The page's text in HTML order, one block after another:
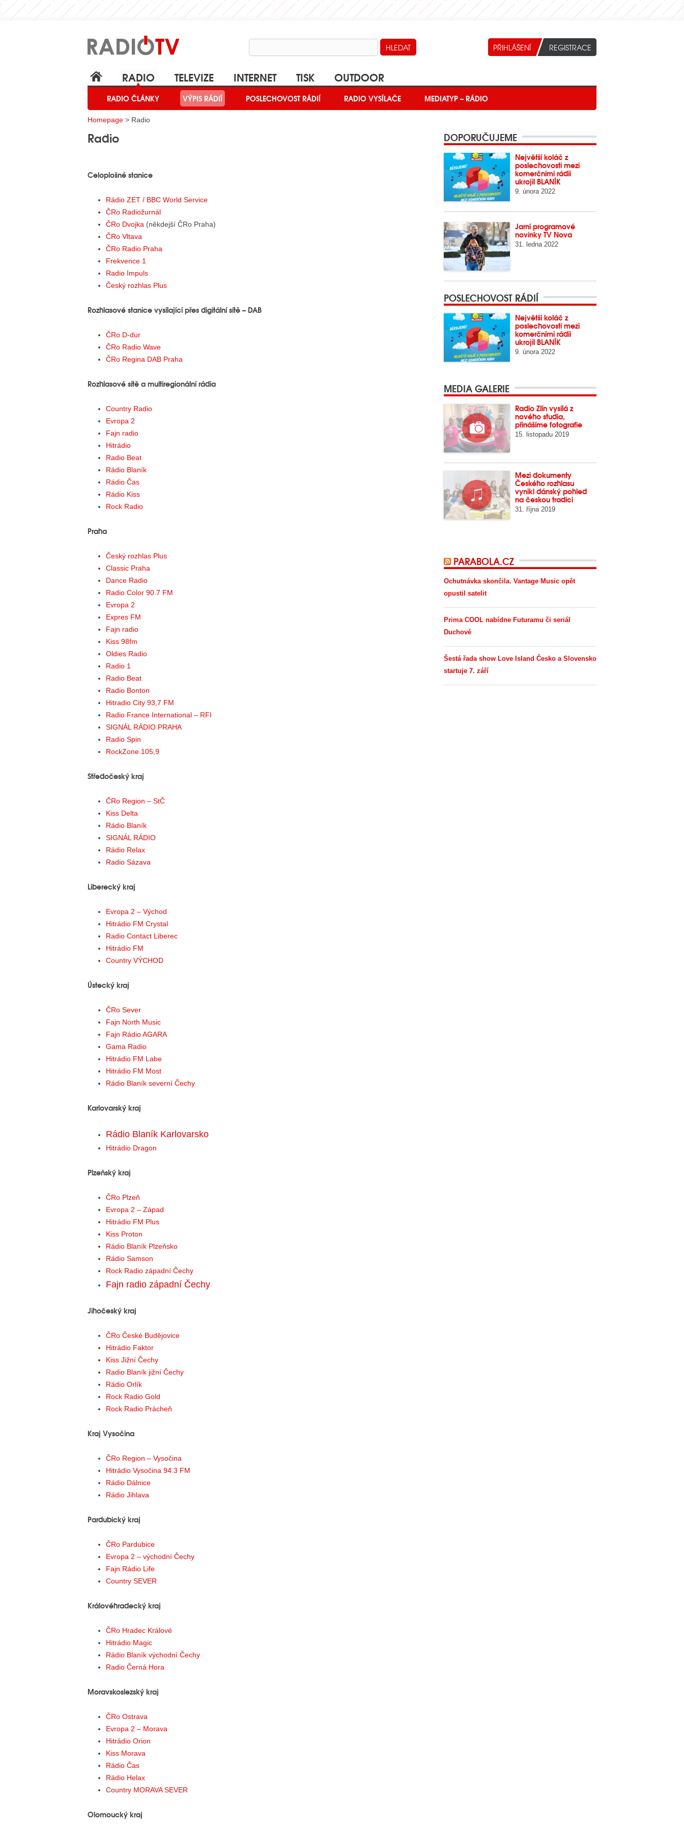
RADIO
RADIO ČLÁNKY VÝPIS RÁDIÍ POSLECHOVOST RÁDIÍ RADIO VYSÍLAČE MEDIATYP – RÁDIO
TELEVIZE INTERNET TISK OUTDOOR
Homepage > Radio
Radio
Celoplošné stanice
Rádio ZET / BBC World Service
ČRo Radiožurnál
ČRo Dvojka (někdejší ČRo Praha)
ČRo Vltava
ČRo Radio Praha
Frekvence 1
Radio Impuls
Český rozhlas Plus
Rozhlasové stanice vysílající přes digitální sítě – DAB
ČRo D-dur
ČRo Radio Wave
ČRo Regina DAB Praha
Rozhlasové sítě a multiregionální rádia
Country Radio
Evropa 2
Fajn radio
Hitrádio
Radio Beat
Rádio Blaník
Rádio Čas
Rádio Kiss
Rock Radio
Praha
Český rozhlas Plus
Classic Praha
Dance Radio
Radio Color 90.7 FM
Evropa 2
Expres FM
Fajn radio
Kiss 98fm
Oldies Radio
Radio 1
Radio Beat
Radio Bonton
Hitradio City 93,7 FM
Radio France International – RFI
SIGNÁL RÁDIO PRAHA
Radio Spin
RockZone 105,9
Středočeský kraj
ČRo Region – StČ
Kiss Delta
Rádio Blaník
SIGNÁL RÁDIO
Rádio Relax
Radio Sázava
Liberecký kraj
Evropa 2 – Východ
Hitrádio FM Crystal
Radio Contact Liberec
Hitrádio FM
Country VÝCHOD
Ústecký kraj
ČRo Sever
Fajn North Music
Fajn Rádio AGARA
Gama Radio
Hitrádio FM Labe
Hitrádio FM Most
Rádio Blaník severní Čechy
Karlovarský kraj
Rádio Blaník Karlovarsko
Hitrádio Dragon
Plzeňský kraj
ČRo Plzeň
Evropa 2 – Západ
Hitrádio FM Plus
Kiss Proton
Rádio Blaník Plzeňsko
Rádio Samson
Rock Radio západní Čechy
Fajn radio západní Čechy
Jihočeský kraj
ČRo České Budějovice
Hitrádio Faktor
Kiss Jižní Čechy
Radio Blaník jižní Čechy
Rádio Orlík
Rock Radio Gold
Rock Radio Prácheň
Kraj Vysočina
ČRo Region – Vysočina
Hitrádio Vysočina 94.3 FM
Rádio Dálnice
Rádio Jihlava
Pardubický kraj
ČRo Pardubice
Evropa 2 – východní Čechy
Fajn Rádio Life
Country SEVER
Královéhradecký kraj
ČRo Hradec Králové
Hitrádio Magic
Rádio Blaník východní Čechy
Radio Černá Hora
Moravskoslezský kraj
ČRo Ostrava
Evropa 2 – Morava
Hitrádio Orion
Kiss Morava
Rádio Čas
Rádio Helax
Country MORAVA SEVER
Olomoucký kraj
DOPORUČUJEME
Největší koláč z
poslechovosti mezi
komerčními rádii
ukrojil BLANÍK
9. února 2022
Jarní programové
novinky TV Nova
31. ledna 2022
POSLECHOVOST RÁDIÍ
Největší koláč z
poslechovosti mezi
komerčními rádii
ukrojil BLANÍK
9. února 2022
MEDIA GALERIE
Radio Zlín vysílá z
nového studia,
přinášíme fotografie
15. listopadu 2019
Mezi dokumenty
Českého rozhlasu
vynikl dánský pohled
na českou tradici
31. října 2019
PARABOLA.CZ
Ochutnávka skončila. Vantage Music opět
opustil satelit
Prima COOL nabídne Futuramu či seriál
Duchové
Šestá řada show Love Island Česko a Slovensko
startuje 7. září